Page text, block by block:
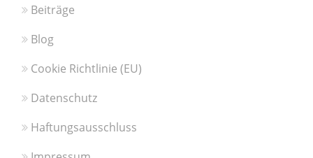
Beiträge
Blog
Cookie Richtlinie (EU)
Datenschutz
Haftungsausschluss